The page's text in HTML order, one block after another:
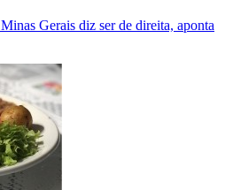
Gerais diz ser de direita, aponta